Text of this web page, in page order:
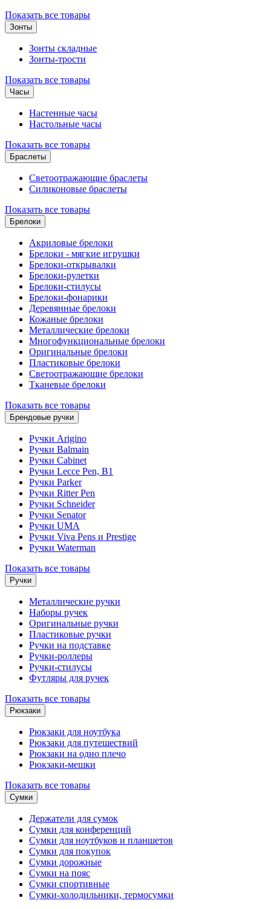
Показать все товары
Зонты
Зонты складные
Зонты-трости
Показать все товары
Часы
Настенные часы
Настольные часы
Показать все товары
Браслеты
Светоотражающие браслеты
Силиконовые браслеты
Показать все товары
Брелоки
Акриловые брелоки
Брелоки - мягкие игрушки
Брелоки-открывалки
Брелоки-рулетки
Брелоки-стилусы
Брелоки-фонарики
Деревянные брелоки
Кожаные брелоки
Металлические брелоки
Многофункциональные брелоки
Оригинальные брелоки
Пластиковые брелоки
Светоотражающие брелоки
Тканевые брелоки
Показать все товары
Брендовые ручки
Ручки Arigino
Ручки Balmain
Ручки Cabinet
Ручки Lecce Pen, B1
Ручки Parker
Ручки Ritter Pen
Ручки Schneider
Ручки Senator
Ручки UMA
Ручки Viva Pens и Prestige
Ручки Waterman
Показать все товары
Ручки
Металлические ручки
Наборы ручек
Оригинальные ручки
Пластиковые ручки
Ручки на подставке
Ручки-роллеры
Ручки-стилусы
Футляры для ручек
Показать все товары
Рюкзаки
Рюкзаки для ноутбука
Рюкзаки для путешествий
Рюкзаки на одно плечо
Рюкзаки-мешки
Показать все товары
Сумки
Держатели для сумок
Сумки для конференций
Сумки для ноутбуков и планшетов
Сумки для покупок
Сумки дорожные
Сумки на пояс
Сумки спортивные
Сумки-холодильники, термосумки